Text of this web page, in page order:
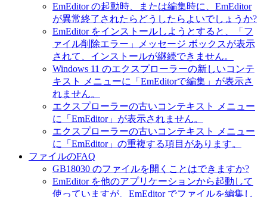
EmEditor の起動時、または編集時に、EmEditor
が異常終了されたらどうしたらよいでしょうか?
EmEditor をインストールしようとすると、「フ
ァイル削除エラー」メッセージ ボックスが表示
されて、インストールが継続できません。
Windows 11 のエクスプローラーの新しいコンテ
キスト メニューに「EmEditorで編集」が表示さ
れません。
エクスプローラーの古いコンテキスト メニュー
に「EmEditor」が表示されません。
エクスプローラーの古いコンテキスト メニュー
に「EmEditor」の重複する項目があります。
ファイルのFAQ
GB18030 のファイルを開くことはできますか?
EmEditor を他のアプリケーションから起動して
使っていますが、EmEditor でファイルを編集し